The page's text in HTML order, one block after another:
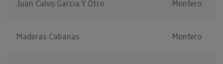
Juan Calvo Garcia Y Otro Monfero
Maderas Cabanas Monfero